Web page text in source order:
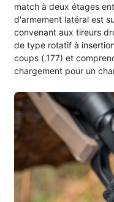
match à deux étages
d'armement latéral est
convenant aux tireurs
de type rotatif à
coups (.177) et
chargement pour un